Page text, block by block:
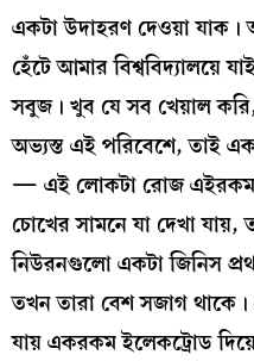
একটা উদাহরণ দেওয়া
হেঁটে আমার বিশ্ববিদ্যালয়ে
সবুজ। খুব যে সব খেয়াল করি,
অভ্যস্ত এই পরিবেশে, তাই
— এই লোকটা রোজ এইরকম
চোখের সামনে যা দেখা
নিউরনগুলো একটা জিনিস
তখন তারা বেশ সজাগ
যায় একরকম ইলেকট্রোড